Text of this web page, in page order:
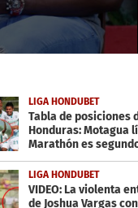
LIGA HONDUBET
Tabla de posiciones
Honduras: Motagua
Marathón es
y Juticalpa sorprende
LIGA HONDUBET
VIDEO: La violenta
de Joshua Vargas